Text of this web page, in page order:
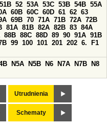
51B 52 53A 53C 53B 54B 55A
60B 60C 60D 61 62 63
69B 70 71A 71B 72A 72B
81A 81B 82A 82B 83 84A
88B 88C 88D 89 90 91A 91B
99 100 101 201 202 6.
F1
N5A N5B N6 N7A N7B
N8
Utrudnienia
Schematy